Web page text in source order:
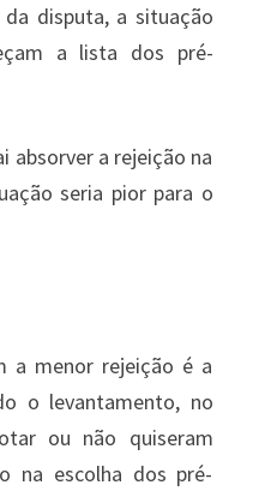
disputa, a situação
a lista dos pré-
absorver a rejeição na
seria pior para o
a menor rejeição é a
o levantamento, no
ou não quiseram
na escolha dos pré-